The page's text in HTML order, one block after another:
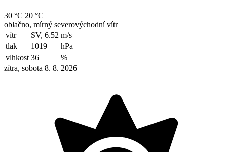
30 °C 20 °C
oblačno, mírný severovýchodní vítr
vítr
SV, 6.52 m/s
tlak
1019
hPa
vlhkost 36
%
zítra, sobota 8. 8. 2026